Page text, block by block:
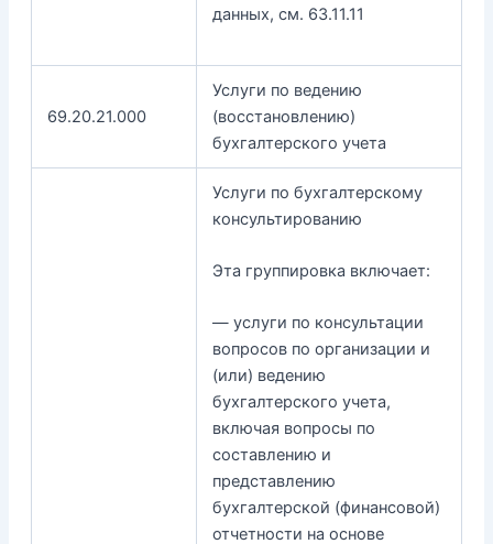
данных, см. 63.11.11
69.20.21.000
Услуги по ведению
(восстановлению)
бухгалтерского учета
Услуги по бухгалтерскому
консультированию
Эта группировка включает:
— услуги по консультации
вопросов по организации и
(или) ведению
бухгалтерского учета,
включая вопросы по
составлению и
представлению
бухгалтерской (финансовой)
отчетности на основе